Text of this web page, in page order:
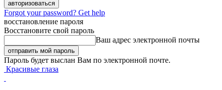
Forgot your password? Get help
восстановление пароля
Восстановите свой пароль
Ваш адрес электронной почты
Пароль будет выслан Вам по электронной почте.
Красивые глаза